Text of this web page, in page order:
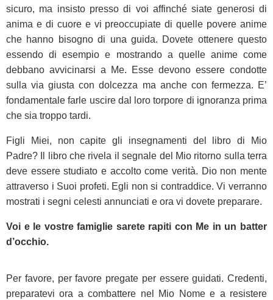
sicuro, ma insisto presso di voi affinché siate generosi di
anima e di cuore e vi preoccupiate di quelle povere anime
che hanno bisogno di una guida. Dovete ottenere questo
essendo di esempio e mostrando a quelle anime come
debbano avvicinarsi a Me. Esse devono essere condotte
sulla via giusta con dolcezza ma anche con fermezza. E’
fondamentale farle uscire dal loro torpore di ignoranza prima
che sia troppo tardi.
Figli Miei, non capite gli insegnamenti del libro di Mio
Padre? Il libro che rivela il segnale del Mio ritorno sulla terra
deve essere studiato e accolto come verità. Dio non mente
attraverso i Suoi profeti. Egli non si contraddice. Vi verranno
mostrati i segni celesti annunciati e ora vi dovete preparare.
Voi e le vostre famiglie sarete rapiti con Me in un batter
d’occhio.
Per favore, per favore pregate per essere guidati. Credenti,
preparatevi ora a combattere nel Mio Nome e a resistere